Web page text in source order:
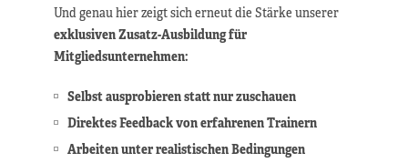
Und genau hier zeigt sich erneut die Stärke unserer
exklusiven Zusatz-Ausbildung für
Mitgliedsunternehmen:
Selbst ausprobieren statt nur zuschauen
Direktes Feedback von erfahrenen Trainern
Arbeiten unter realistischen Bedingungen